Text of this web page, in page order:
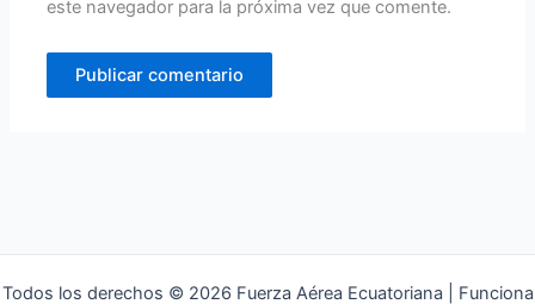
este navegador para la próxima vez que comente.
Todos los derechos © 2026 Fuerza Aérea Ecuatoriana | Funciona